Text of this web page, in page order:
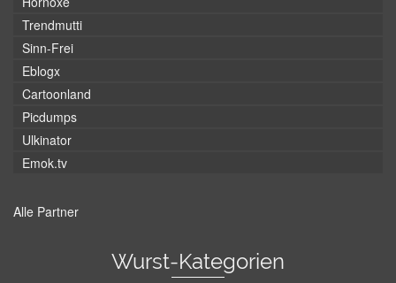
Trendmutti
Sinn-Frei
Eblogx
Cartoonland
Picdumps
Ulkinator
Emok.tv
Alle Partner
Wurst-Kategorien